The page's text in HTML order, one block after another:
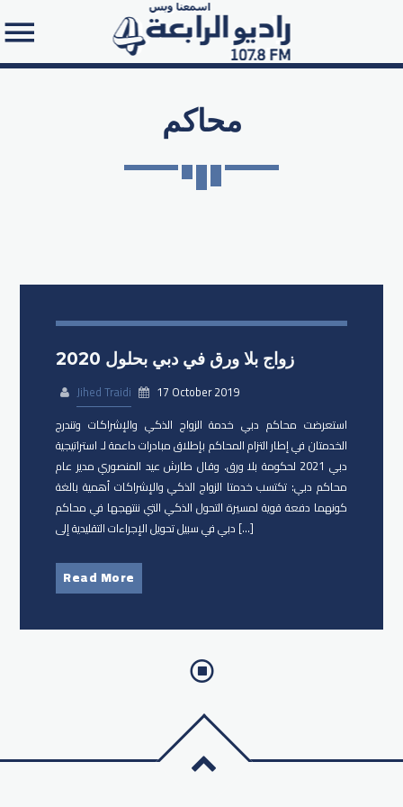
محاكم
زواج بلا ورق في دبي بحلول 2020
Jihed Traidi
17 October 2019
استعرضت محاكم دبي خدمة الزواج الذكي والإشراكات وتندرج
الخدمتان في إطار التزام المحاكم بإطلاق مبادرات داعمة لـ استراتيجية
دبي 2021 لحكومة بلا ورق. وقال طارش عيد المنصوري مدير عام
محاكم دبي: تكتسب خدمتا الزواج الذكي والإشراكات أهمية بالغة
كونهما دفعة قوية لمسيرة التحول الذكي التي ننتهجها في محاكم
دبي في سبيل تحويل الإجراءات التقليدية إلى […]
Read More